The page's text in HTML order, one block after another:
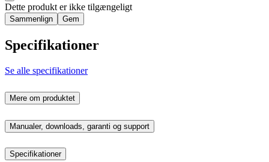
Dette produkt er ikke tilgængeligt
Sammenlign Gem
Specifikationer
Se alle specifikationer
Mere om produktet
Manualer, downloads, garanti og support
Specifikationer